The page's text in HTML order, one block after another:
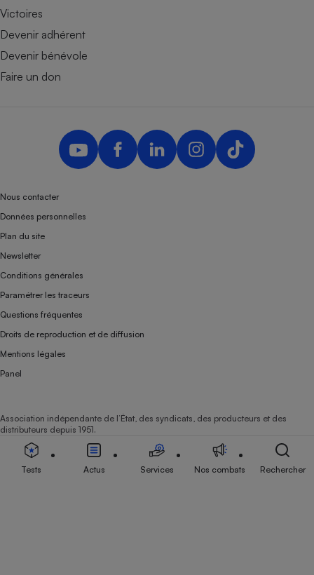
Victoires
Devenir adhérent
Devenir bénévole
Faire un don
Nous contacter
Données personnelles
Plan du site
Newsletter
Conditions générales
Paramétrer les traceurs
Questions fréquentes
Droits de reproduction et de diffusion
Mentions légales
Panel
Association indépendante de l’État, des syndicats, des producteurs et des
distributeurs depuis 1951.
Tests Actus Services Nos combats Rechercher